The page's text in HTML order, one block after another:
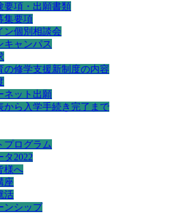
要項・出願書類
集要項
ン個別相談会
キャンパス
の修学支援新制度の内容
ネット出願
から入学手続き完了まで
プログラム
タ2022
様へ
座
活
ンシップ